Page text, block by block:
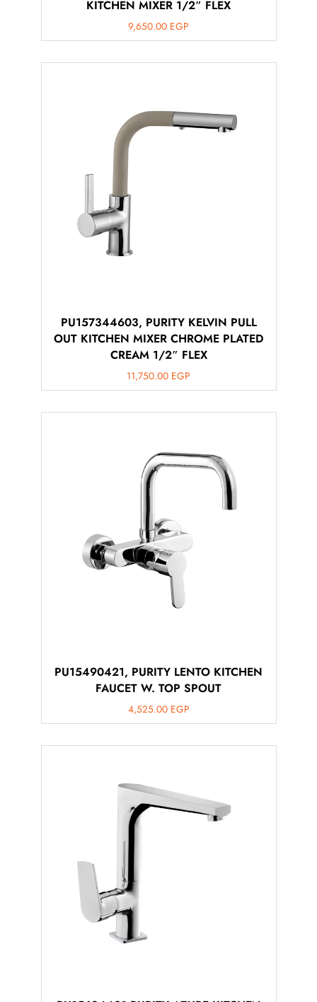
KITCHEN MIXER 1/2″ FLEX
9,650.00 EGP
PU157344603, PURITY KELVIN PULL
OUT KITCHEN MIXER CHROME PLATED
CREAM 1/2″ FLEX
11,750.00 EGP
PU15490421, PURITY LENTO KITCHEN
FAUCET W. TOP SPOUT
4,525.00 EGP